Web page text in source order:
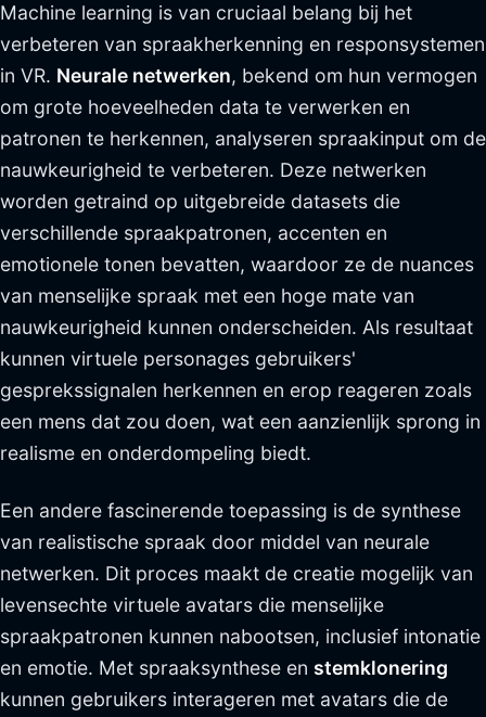
Machine learning is van cruciaal belang bij het
verbeteren van spraakherkenning en responsystemen
in VR. Neurale netwerken, bekend om hun vermogen
om grote hoeveelheden data te verwerken en
patronen te herkennen, analyseren spraakinput om de
nauwkeurigheid te verbeteren. Deze netwerken
worden getraind op uitgebreide datasets die
verschillende spraakpatronen, accenten en
emotionele tonen bevatten, waardoor ze de nuances
van menselijke spraak met een hoge mate van
nauwkeurigheid kunnen onderscheiden. Als resultaat
kunnen virtuele personages gebruikers'
gesprekssignalen herkennen en erop reageren zoals
een mens dat zou doen, wat een aanzienlijk sprong in
realisme en onderdompeling biedt.
Een andere fascinerende toepassing is de synthese
van realistische spraak door middel van neurale
netwerken. Dit proces maakt de creatie mogelijk van
levensechte virtuele avatars die menselijke
spraakpatronen kunnen nabootsen, inclusief intonatie
en emotie. Met spraaksynthese en stemklonering
kunnen gebruikers interageren met avatars die de